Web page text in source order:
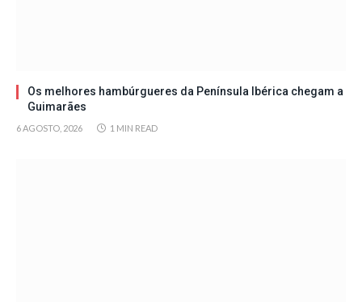
Os melhores hambúrgueres da Península Ibérica chegam a
Guimarães
6 AGOSTO, 2026 1 MIN READ